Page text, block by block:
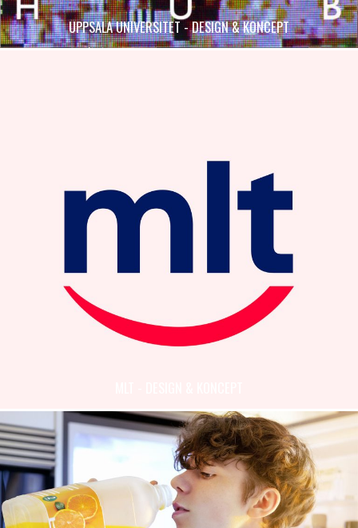
UPPSALA UNIVERSITET - DESIGN & KONCEPT